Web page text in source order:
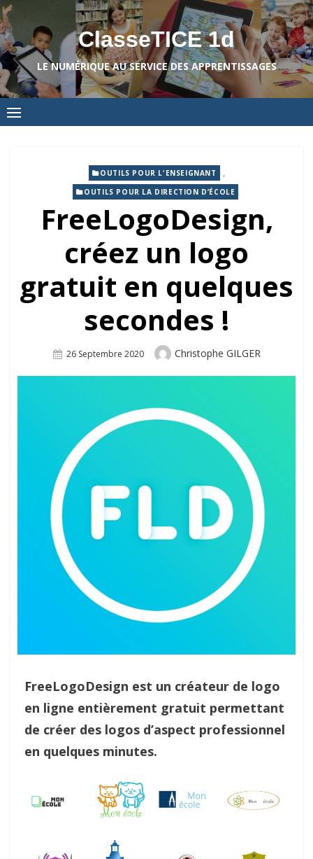
Skip
to
content
ClasseTICE 1d
LE NUMÉRIQUE AU SERVICE DES APPRENTISSAGES
OUTILS POUR L'ENSEIGNANT ,
OUTILS POUR LA DIRECTION D’ÉCOLE
FreeLogoDesign,
créez un logo
gratuit en quelques
secondes !
Posted
26 Septembre 2020 Author
Christophe GILGER
FreeLogoDesign est un créateur de logo
en ligne entièrement gratuit permettant
de créer des logos d’aspect professionnel
en quelques minutes.